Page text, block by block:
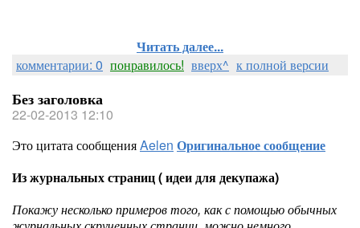
Читать далее...
комментарии: 0 понравилось! вверх^ к полной версии
Без заголовка
22-02-2013 12:10
Это цитата сообщенияAelen Оригинальное сообщение
Из журнальных страниц ( идеи для декупажа)
Покажу несколько примеров того, как с помощью обычных